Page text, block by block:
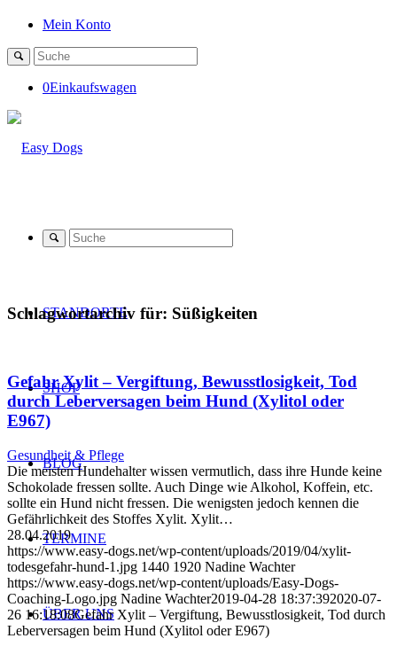
Mein Konto
0Einkaufswagen
STANDORTE
SHOP
BLOG
TERMINE
ÜBER UNS
Schlagwortarchiv für: Süßigkeiten
Gefahr Xylit – Vergiftung, Bewusstlosigkeit, Tod
durch Leberversagen beim Hund (Xylitol oder
E967)
Gesundheit & Pflege
Die meisten Hundehalter wissen vermutlich, dass ihre Hunde keine
Schokolade fressen sollte. Auch Dinge wie Alkohol, Koffein, etc.
sollte ein Hund nicht fressen. Die wenigsten jedoch kennen die
Gefährlichkeit des Stoffes Xylit. Xylit…
28.04.2019
https://www.easy-dogs.net/wp-content/uploads/2019/04/xylit-
todesgefahr-hund-1.jpg 1440 1920 Nadine Wachter
https://www.easy-dogs.net/wp-content/uploads/Easy-Dogs-
Coaching-Logo.jpg Nadine Wachter2019-04-28 18:37:392020-07-
26 16:18:08Gefahr Xylit – Vergiftung, Bewusstlosigkeit, Tod durch
Leberversagen beim Hund (Xylitol oder E967)